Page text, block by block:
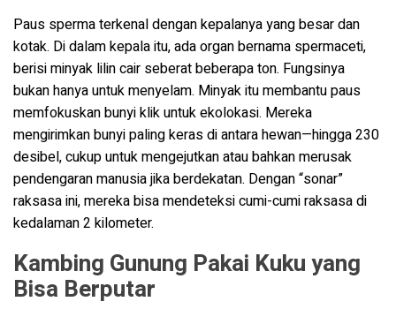
Paus sperma terkenal dengan kepalanya yang besar dan
kotak. Di dalam kepala itu, ada organ bernama spermaceti,
berisi minyak lilin cair seberat beberapa ton. Fungsinya
bukan hanya untuk menyelam. Minyak itu membantu paus
memfokuskan bunyi klik untuk ekolokasi. Mereka
mengirimkan bunyi paling keras di antara hewan—hingga 230
desibel, cukup untuk mengejutkan atau bahkan merusak
pendengaran manusia jika berdekatan. Dengan “sonar”
raksasa ini, mereka bisa mendeteksi cumi-cumi raksasa di
kedalaman 2 kilometer.
Kambing Gunung Pakai Kuku yang
Bisa Berputar